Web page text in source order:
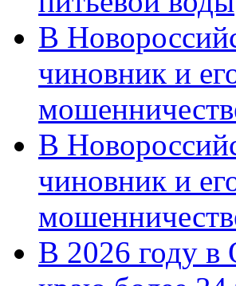
В
чиновник и
В
чиновник и
В 2026 году в